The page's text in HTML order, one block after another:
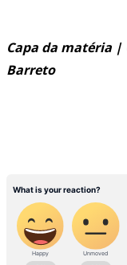
Capa da matéria |
Barreto